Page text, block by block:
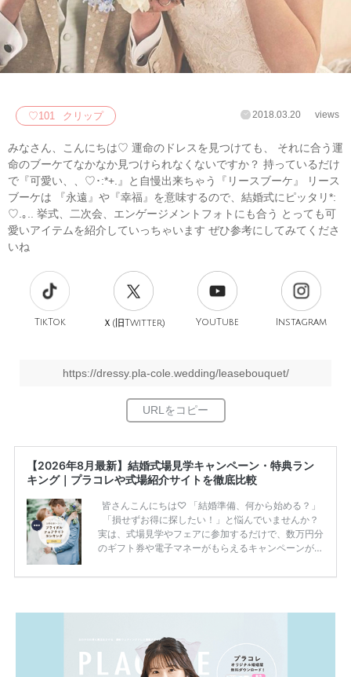
♡101 クリップ 2018.03.20 views
みなさん、こんにちは♡ 運命のドレスを見つけても、 それに合う運
命のブーケてなかなか見つけられなくないですか？ 持っているだけ
で『可愛い、、♡･:*+.』と自慢出来ちゃう『リースブーケ』 リース
ブーケは 『永遠』や『幸福』を意味するので、結婚式にピッタリ*:
♡.｡.. 挙式、二次会、エンゲージメントフォトにも合う とっても可
愛いアイテムを紹介していっちゃいます︎ ぜひ参考にしてみてくださ
いね︎
TikTok Ｘ(旧Twitter) YouTube Instagram
https://dressy.pla-cole.wedding/leasebouquet/
【2026年8月最新】結婚式場見学キャンペーン・特典ラン
キング｜プラコレや式場紹介サイトを徹底比較
皆さんこんにちは♡ 「結婚準備、何から始める？」
「損せずお得に探したい！」と悩んでいませんか？
実は、式場見学やフェアに参加するだけで、数万円分
のギフト券や電子マネーがもらえるキャンペーンがあ
ため、比較せずに選ぶと損をしてしまうことも……。
一番お得？」「プラコレの特典は？」といった疑問も
解決します。 まずは診断で候補を絞れる「ウェディ